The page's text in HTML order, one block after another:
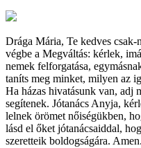
Drága Mária, Te kedves
végbe a Megváltás: kérlek,
nemek felforgatása,
taníts meg minket, milyen az
Ha házas hivatásunk van, adj
segítenek. Jótanács Anyja,
lelnek örömet nőiségükben,
lásd el őket jótanácsaiddal,
szeretteik boldogságára. Amen.